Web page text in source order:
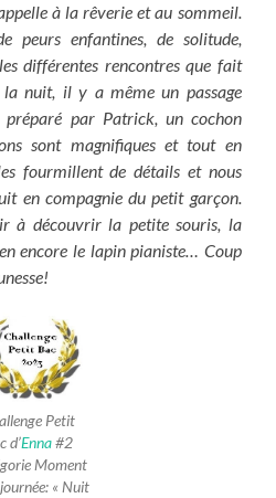
à la rêverie et au sommeil.
peurs enfantines, de solitude,
différentes rencontres que fait
nuit, il y a même un passage
par Patrick, un cochon
sont magnifiques et tout en
fourmillent de détails et nous
en compagnie du petit garçon.
à découvrir la petite souris, la
encore le lapin pianiste… Coup
Petit
d’Enna#2
Moment
« Nuit